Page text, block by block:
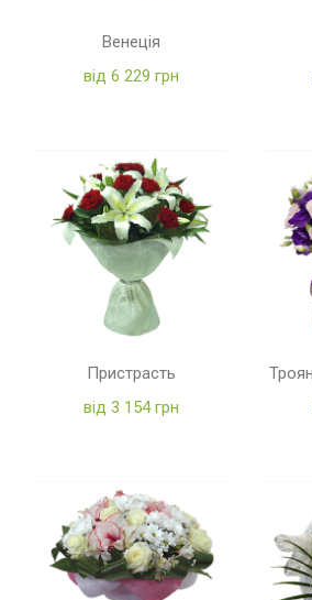
Венеція
від 6 229 грн
Пристрасть
від 3 154 грн